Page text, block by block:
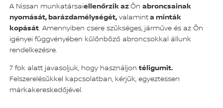
A Nissan munkatársaiellenőrzik azÖnabroncsainak
nyomását, barázdamélységét, valaminta minták
kopását. Amennyiben csere szükséges, járműve és az Ön
igényei függvényében különböző abroncsokkal állunk
rendelkezésre.
7 fok alatt javasoljuk, hogy használjontéligumit.
Felszerelésükkel kapcsolatban, kérjük, egyeztessen
márkakereskedőjével.